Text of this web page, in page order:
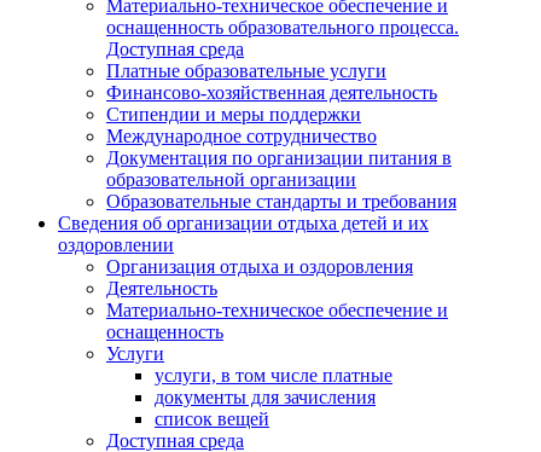
Материально-техническое обеспечение и
оснащенность образовательного процесса.
Доступная среда
Платные образовательные услуги
Финансово-хозяйственная деятельность
Стипендии и меры поддержки
Международное сотрудничество
Документация по организации питания в
образовательной организации
Образовательные стандарты и требования
Сведения об организации отдыха детей и их
оздоровлении
Организация отдыха и оздоровления
Деятельность
Материально-техническое обеспечение и
оснащенность
Услуги
услуги, в том числе платные
документы для зачисления
список вещей
Доступная среда